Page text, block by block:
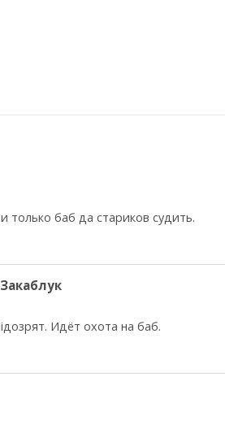
только баб да стариков судить.
Идёт охота на баб.